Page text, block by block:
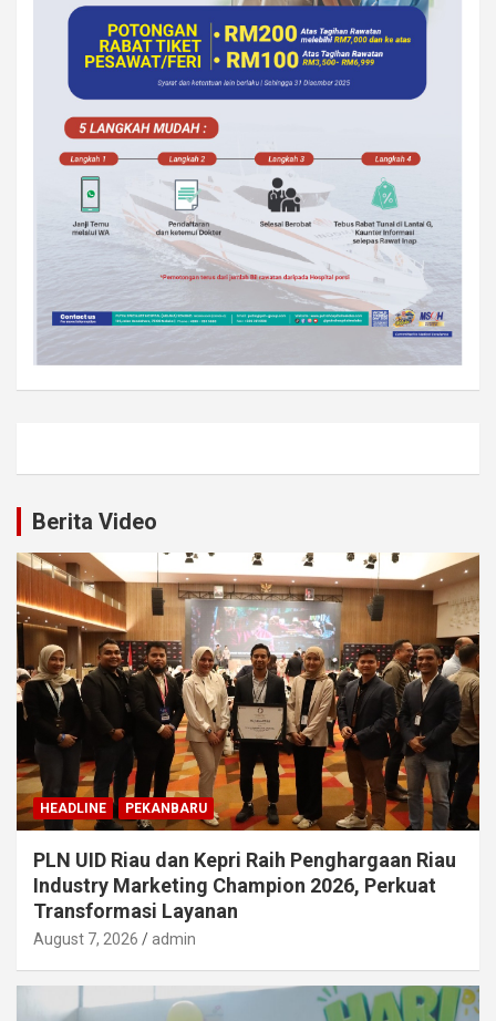
Berita Video
HEADLINE PEKANBARU
PLN UID Riau dan Kepri Raih Penghargaan Riau
Industry Marketing Champion 2026, Perkuat
Transformasi Layanan
August 7, 2026 admin